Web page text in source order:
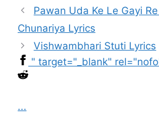
Pawan Uda Ke Le Gayi
Chunariya Lyrics
Vishwambhari Stuti Lyrics
" target="_blank"
...